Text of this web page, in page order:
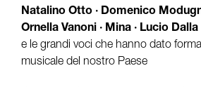
Natalino Otto · Domenico
Ornella Vanoni · Mina · Lucio Dalla
e le grandi voci che hanno dato
musicale del nostro Paese